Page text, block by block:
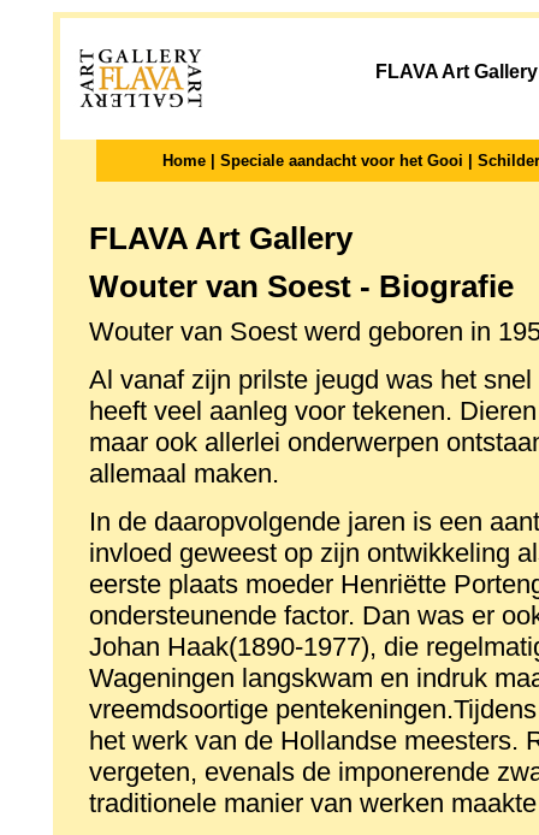
FLAVA Art
Home Speciale aandacht voor het Gooi
FLAVA Art Gallery
Wouter van Soest - Biografie
Wouter van Soest werd geboren in
Al vanaf zijn prilste jeugd was het
heeft veel aanleg voor tekenen.
maar ook allerlei onderwerpen
allemaal maken.
In de daaropvolgende jaren is een
invloed geweest op zijn ontwikkeling
eerste plaats moeder Henriëtte
ondersteunende factor. Dan was er
Johan Haak(1890-1977), die
Wageningen langskwam en indruk
vreemdsoortige
het werk van de Hollandse meesters.
vergeten, evenals de imponerende
traditionele manier van werken